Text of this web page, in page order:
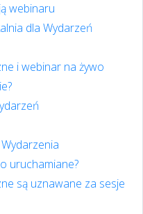
webinaru
dla Wydarzeń
i webinar na żywo
uruchamiane?
są uznawane za sesje